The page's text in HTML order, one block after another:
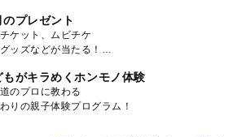
のプレゼント
ケット、ムビチケ
ッズなどが当たる！
もがキラめくホンモノ体験
のプロに教わる
りの親子体験プログラム！